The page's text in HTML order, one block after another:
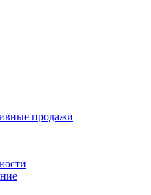
продажи